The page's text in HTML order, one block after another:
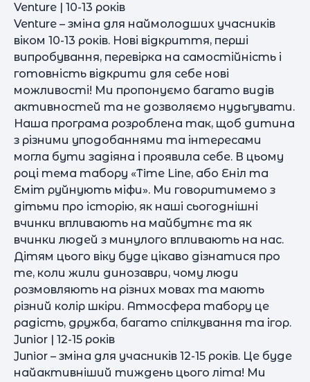
Venture | 10-13 років
Venture – зміна для наймолодших учасників
віком 10-13 років. Нові відкриття, перші
випробування, перевірка на самостійність і
готовність відкрити для себе нові
можливості! Ми пропонуємо багато видів
активностей та не дозволяємо нудьгувати.
Наша програма розроблена так, щоб дитина
з різними уподобаннями та інтересами
могла бути задіяна і проявила себе. В цьому
році тема табору «Time Line, або Еніл та
Еміт руйнують міфи». Ми говоритимемо з
дітьми про історію, як наші сьогоднішні
вчинки впливають на майбутнє та як
вчинки людей з минулого впливають на нас.
Дітям цього віку буде цікаво дізнатися про
те, коли жили динозаври, чому люди
розмовляють на різних мовах та мають
різний колір шкіри. Атмосфера табору це
радість, дружба, багато спілкування та ігор.
Junior | 12-15 років
Junior – зміна для учасників 12-15 років. Це буде
найактивніший тиждень цього літа! Ми